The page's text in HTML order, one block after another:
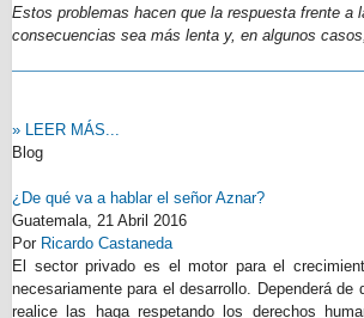
Estos problemas hacen que la respuesta frente a
consecuencias sea más lenta y, en algunos
» LEER MÁS...
Blog
¿De qué va a hablar el señor Aznar?
Guatemala, 21 Abril 2016
Por Ricardo Castaneda
El sector privado es el motor para el
necesariamente para el desarrollo. Dependerá de
realice las haga respetando los derechos